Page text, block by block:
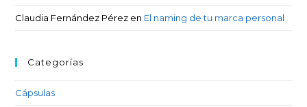
Claudia Fernández Pérez en El naming de tu marca personal
Categorías
Cápsulas